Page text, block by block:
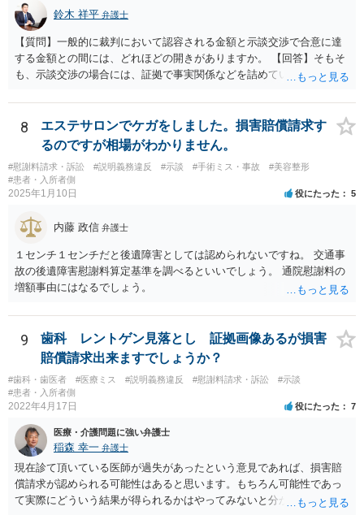
鈴木 祥平 弁護士
【質問】一般的に裁判において認容される金額と示談交渉で合意に達
する金額との間には、どれほどの開きがありますか。 【回答】そもそ
も、示談交渉の場合には、証拠で事実関係などを詰めていないことが
程度にはなると思います。
8
エステサロンでケガをしました。損害賠償請求す
るのですが相場がわかりません。
#慰謝料請求・訴訟 #説明義務違反 #示談 #手術ミス・事故
#美容整形
#患者・入所者側
2025年1月10日 役にたった 5
内藤 政信 弁護士
１センチ１センチだと後遺障害としては認められないですね。 交通事
故の後遺障害慰謝料算定基準を調べるといいでしょう。 通院慰謝料の
増額事由にはなるでしょう。
9
歯科 レントゲン見落とし 証拠画像あるが損害
賠償請求出来ますでしょうか？
#歯科・歯医者 #医療ミス #説明義務違反 #慰謝料請求・訴訟
#示談
#患者・入所者側
2022年4月17日 役にたった 7
医療・介護問題に強い弁護士
稲森 幸一 弁護士
現在診て頂いている医師が過失があったという意見であれば、損害賠
償請求が認められる可能性はあると思います。もちろん可能性であっ
て実際にどういう結果が得られるかはやってみないと分かりません